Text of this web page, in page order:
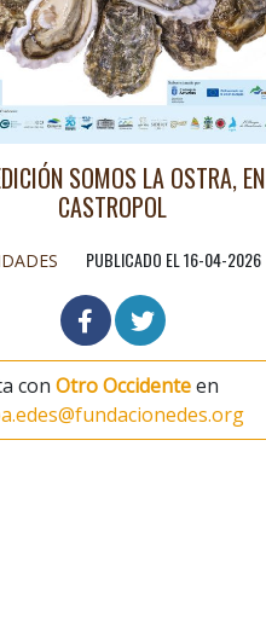
SOMOS LA OSTRA, EN
CASTROPOL
PUBLICADO EL 16-04-2026
con Otro Occidenteen